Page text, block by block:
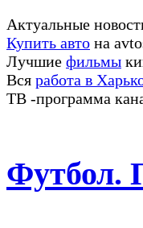
Актуальные
Купить авто на
Лучшие фильмы
Вся работа в
ТВ -программа
Футбол.